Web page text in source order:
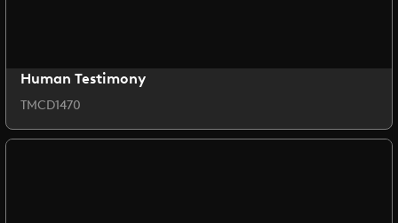
Human Testimony
TMCD1470